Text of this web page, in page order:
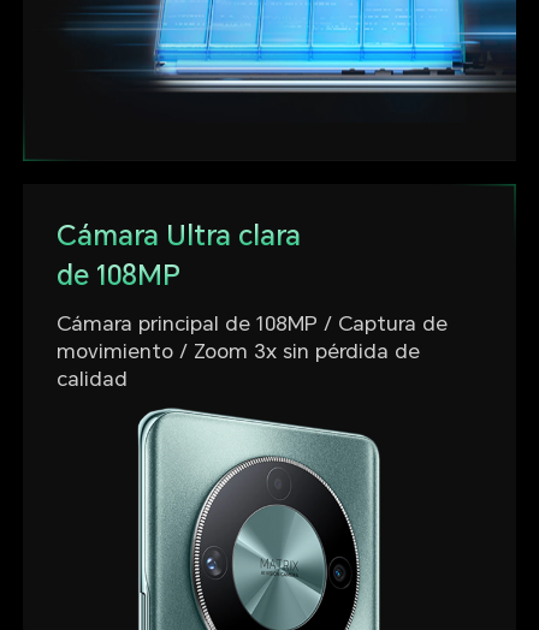
Cámara Ultra clara
de 108MP
Cámara principal de 108MP / Captura de
movimiento / Zoom 3x sin pérdida de
calidad